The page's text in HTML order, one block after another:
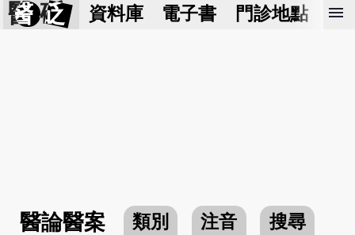
醫 砭 資料庫 電子書 門診地點 預
menu
醫論醫案 類別 注音
搜尋